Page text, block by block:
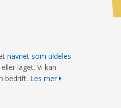
navnet som tildeles
laget. Vi kan
bedrift. Les mer